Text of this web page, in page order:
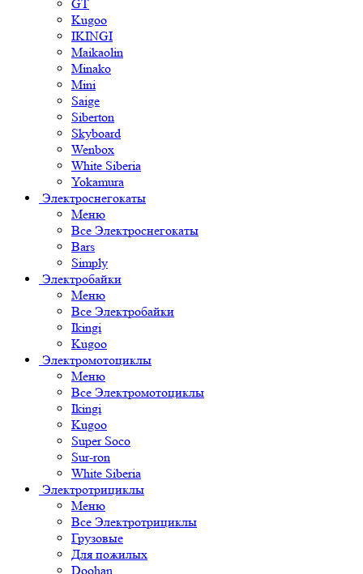
GT
Kugoo
IKINGI
Maikaolin
Minako
Mini
Saige
Siberton
Skyboard
Wenbox
White Siberia
Yokamura
Электроснегокаты
Меню
Все Электроснегокаты
Bars
Simply
Электробайки
Меню
Все Электробайки
Ikingi
Kugoo
Электромотоциклы
Меню
Все Электромотоциклы
Ikingi
Kugoo
Super Soco
Sur-ron
White Siberia
Электротрициклы
Меню
Все Электротрициклы
Грузовые
Для пожилых
Doohan